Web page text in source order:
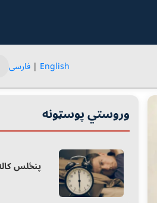
English
| فارسی
وروستي پوسټونه
پنځلس